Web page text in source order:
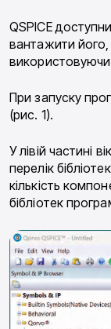
QSPICE
вантажити його,
При запуску
(рис. 1).
У лівій частині
перелік
кількість
бібліотек